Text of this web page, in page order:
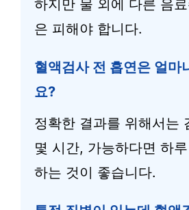
하지만 물 외에 다른 음
은 피해야 합니다.
혈액검사 전 흡연은 얼마
요?
정확한 결과를 위해서는
몇 시간, 가능하다면 하
하는 것이 좋습니다.